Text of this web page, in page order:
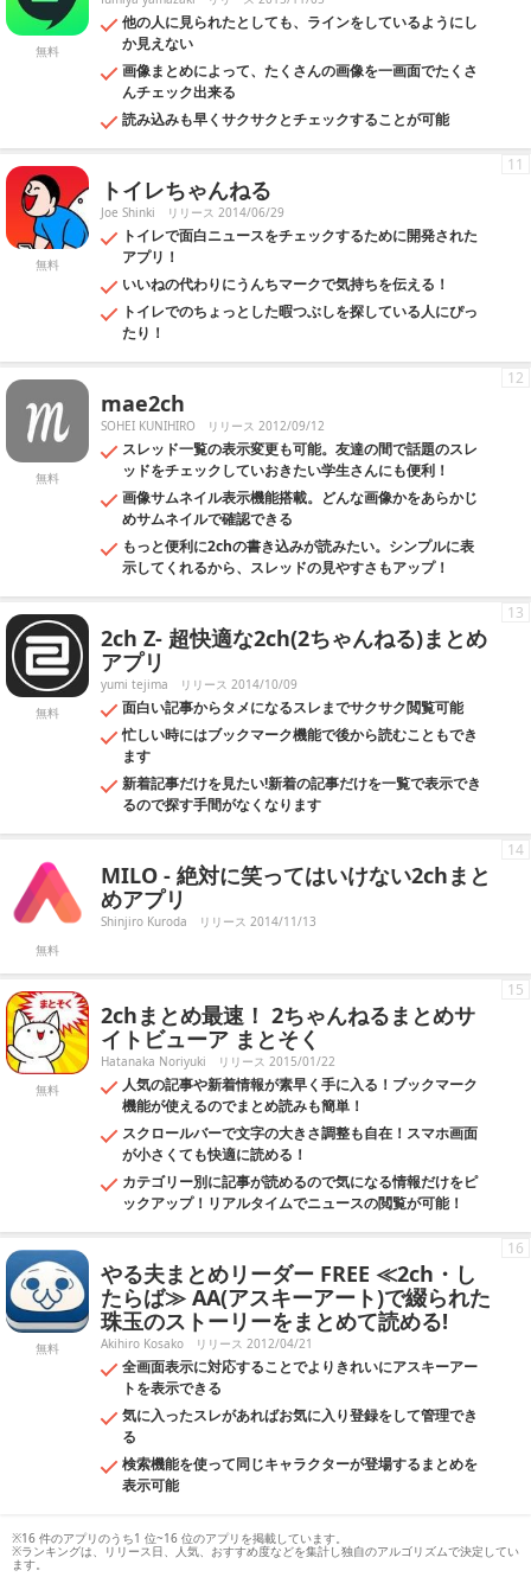
無料
他の人に見られたとしても、ラインをしているようにし
か見えない
画像まとめによって、たくさんの画像を一画面でたくさ
んチェック出来る
読み込みも早くサクサクとチェックすることが可能
無料
トイレちゃんねる
Joe Shinki リリース 2014/06/29
トイレで面白ニュースをチェックするために開発された
アプリ！
いいねの代わりにうんちマークで気持ちを伝える！
トイレでのちょっとした暇つぶしを探している人にぴっ
たり！
11
無料
mae2ch
SOHEI KUNIHIRO リリース 2012/09/12
スレッド一覧の表示変更も可能。友達の間で話題のスレ
ッドをチェックしていおきたい学生さんにも便利！
画像サムネイル表示機能搭載。どんな画像かをあらかじ
めサムネイルで確認できる
もっと便利に2chの書き込みが読みたい。シンプルに表
示してくれるから、スレッドの見やすさもアップ！
12
無料
2ch Z- 超快適な2ch(2ちゃんねる)まとめ
アプリ
yumi tejima リリース 2014/10/09
面白い記事からタメになるスレまでサクサク閲覧可能
忙しい時にはブックマーク機能で後から読むこともでき
ます
新着記事だけを見たい!新着の記事だけを一覧で表示でき
るので探す手間がなくなります
13
無料
MILO - 絶対に笑ってはいけない2chまと
めアプリ
Shinjiro Kuroda リリース 2014/11/13
14
無料
2chまとめ最速！ 2ちゃんねるまとめサ
イトビューア まとそく
Hatanaka Noriyuki リリース 2015/01/22
人気の記事や新着情報が素早く手に入る！ブックマーク
機能が使えるのでまとめ読みも簡単！
スクロールバーで文字の大きさ調整も自在！スマホ画面
が小さくても快適に読める！
カテゴリー別に記事が読めるので気になる情報だけをピ
ックアップ！リアルタイムでニュースの閲覧が可能！
15
無料
やる夫まとめリーダー FREE ≪2ch・し
たらば≫ AA(アスキーアート)で綴られた
珠玉のストーリーをまとめて読める!
Akihiro Kosako リリース 2012/04/21
全画面表示に対応することでよりきれいにアスキーアー
トを表示できる
気に入ったスレがあればお気に入り登録をして管理でき
る
検索機能を使って同じキャラクターが登場するまとめを
表示可能
16
※16 件のアプリのうち1 位~16 位のアプリを掲載しています。
※ランキングは、リリース日、人気、おすすめ度などを集計し独自のアルゴリズムで決定してい
ます。